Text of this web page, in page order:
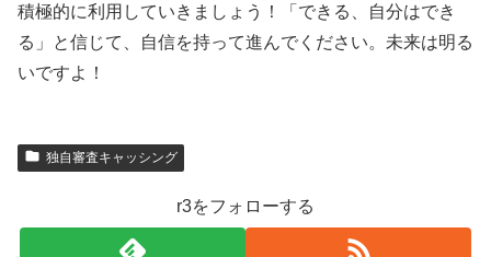
積極的に利用していきましょう！「できる、自分はでき
る」と信じて、自信を持って進んでください。未来は明る
いですよ！
独自審査キャッシング
r3をフォローする